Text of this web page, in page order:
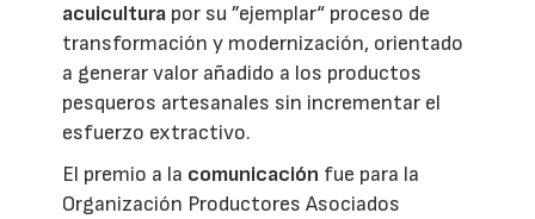
acuicultura por su ”ejemplar“ proceso de
transformación y modernización, orientado
a generar valor añadido a los productos
pesqueros artesanales sin incrementar el
esfuerzo extractivo.
El premio a la comunicación fue para la
Organización Productores Asociados